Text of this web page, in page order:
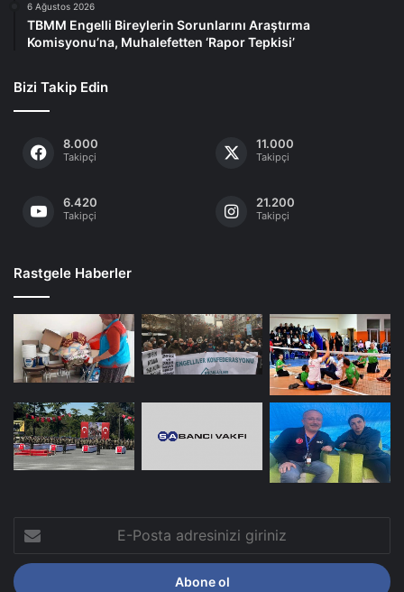
6 Ağustos 2026
TBMM Engelli Bireylerin Sorunlarını Araştırma
Komisyonu’na, Muhalefetten ‘Rapor Tepkisi’
Bizi Takip Edin
8.000
Takipçi
11.000
Takipçi
6.420
Takipçi
21.200
Takipçi
Rastgele Haberler
Posta
adresinizi
giriniz